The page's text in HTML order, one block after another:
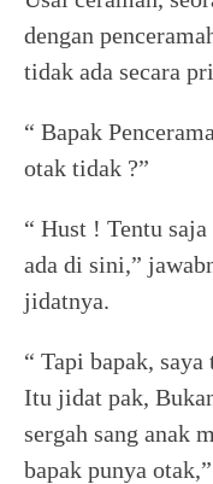
dengan
tidak ada secara
“ Bapak
otak tidak ?”
“ Hust ! Tentu
ada di sini,”
jidatnya.
“ Tapi bapak,
Itu jidat pak,
sergah sang anak
bapak punya